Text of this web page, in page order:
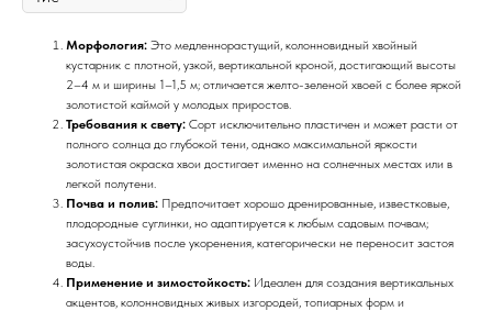
Морфология: Это медленнорастущий, колонновидный хвойный
кустарник с плотной, узкой, вертикальной кроной, достигающий высоты
2–4 м и ширины 1–1,5 м; отличается желто-зеленой хвоей с более яркой
золотистой каймой у молодых приростов.
Требования к свету: Сорт исключительно пластичен и может расти от
полного солнца до глубокой тени, однако максимальной яркости
золотистая окраска хвои достигает именно на солнечных местах или в
легкой полутени.
Почва и полив: Предпочитает хорошо дренированные, известковые,
плодородные суглинки, но адаптируется к любым садовым почвам;
засухоустойчив после укоренения, категорически не переносит застоя
воды.
Применение и зимостойкость: Идеален для создания вертикальных
акцентов, колонновидных живых изгородей, топиарных форм и